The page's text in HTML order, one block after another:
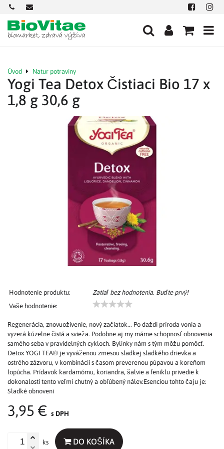
+421
901
712
584
office@biovitae.sk Facebook
Úvod Natur potraviny
Yogi Tea Detox Čistiaci Bio 17 x
1,8 g 30,6 g
Hodnotenie produktu:
Zatiaľ bez hodnotenia. Buďte prvý!
Vaše hodnotenie:
Regenerácia, znovuoživenie, nový začiatok... Po daždi príroda vonia a
vyzerá kúzelne čistá a svieža. Podobne aj my máme schopnosť obnovenia
samého seba v pravidelných cykloch. Bylinky nám s tým môžu pomôcť.
Detox YOGI TEA® je vyváženou zmesou sladkej sladkého drievka a
ostrého zázvoru, v kombinácii s časom preverenou púpavou a koreňom
lopúcha. Prídavok kardamómu, koriandra, šalvie a feniklu privedie k
dokonalosti tento veľmi chutný a obľúbený nálev.Esenciou tohto čaju je:
Sladké obnoveni
3,95 € s DPH
ks DO KOŠÍKA